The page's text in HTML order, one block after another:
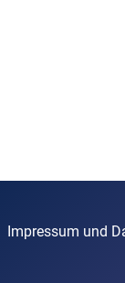
Impressum und